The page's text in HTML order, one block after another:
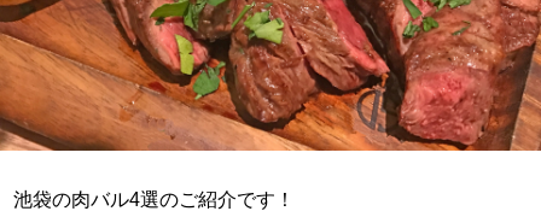
池袋の肉バル4選のご紹介です！